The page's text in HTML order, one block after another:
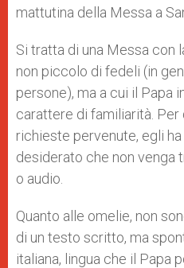
mattutina della Messa a
Si tratta di una Messa con
non piccolo di fedeli (in
persone), ma a cui il Papa
carattere di familiarità. Per
richieste pervenute, egli
desiderato che non venga
o audio.
Quanto alle omelie, non
di un testo scritto, ma
italiana, lingua che il Papa